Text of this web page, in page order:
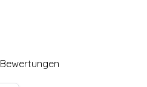
Bewertungen